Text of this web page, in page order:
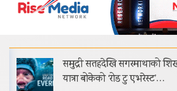
समुद्री सतहदेखि सगरमाथाको
यात्रा बोकेको ‘रोड टु एभरेस्ट’…